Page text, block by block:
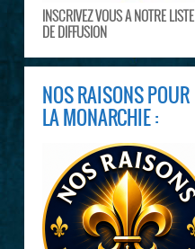
INSCRIVEZ VOUS A NOTRE LISTE
DE DIFFUSION
NOS RAISONS POUR
LA MONARCHIE :